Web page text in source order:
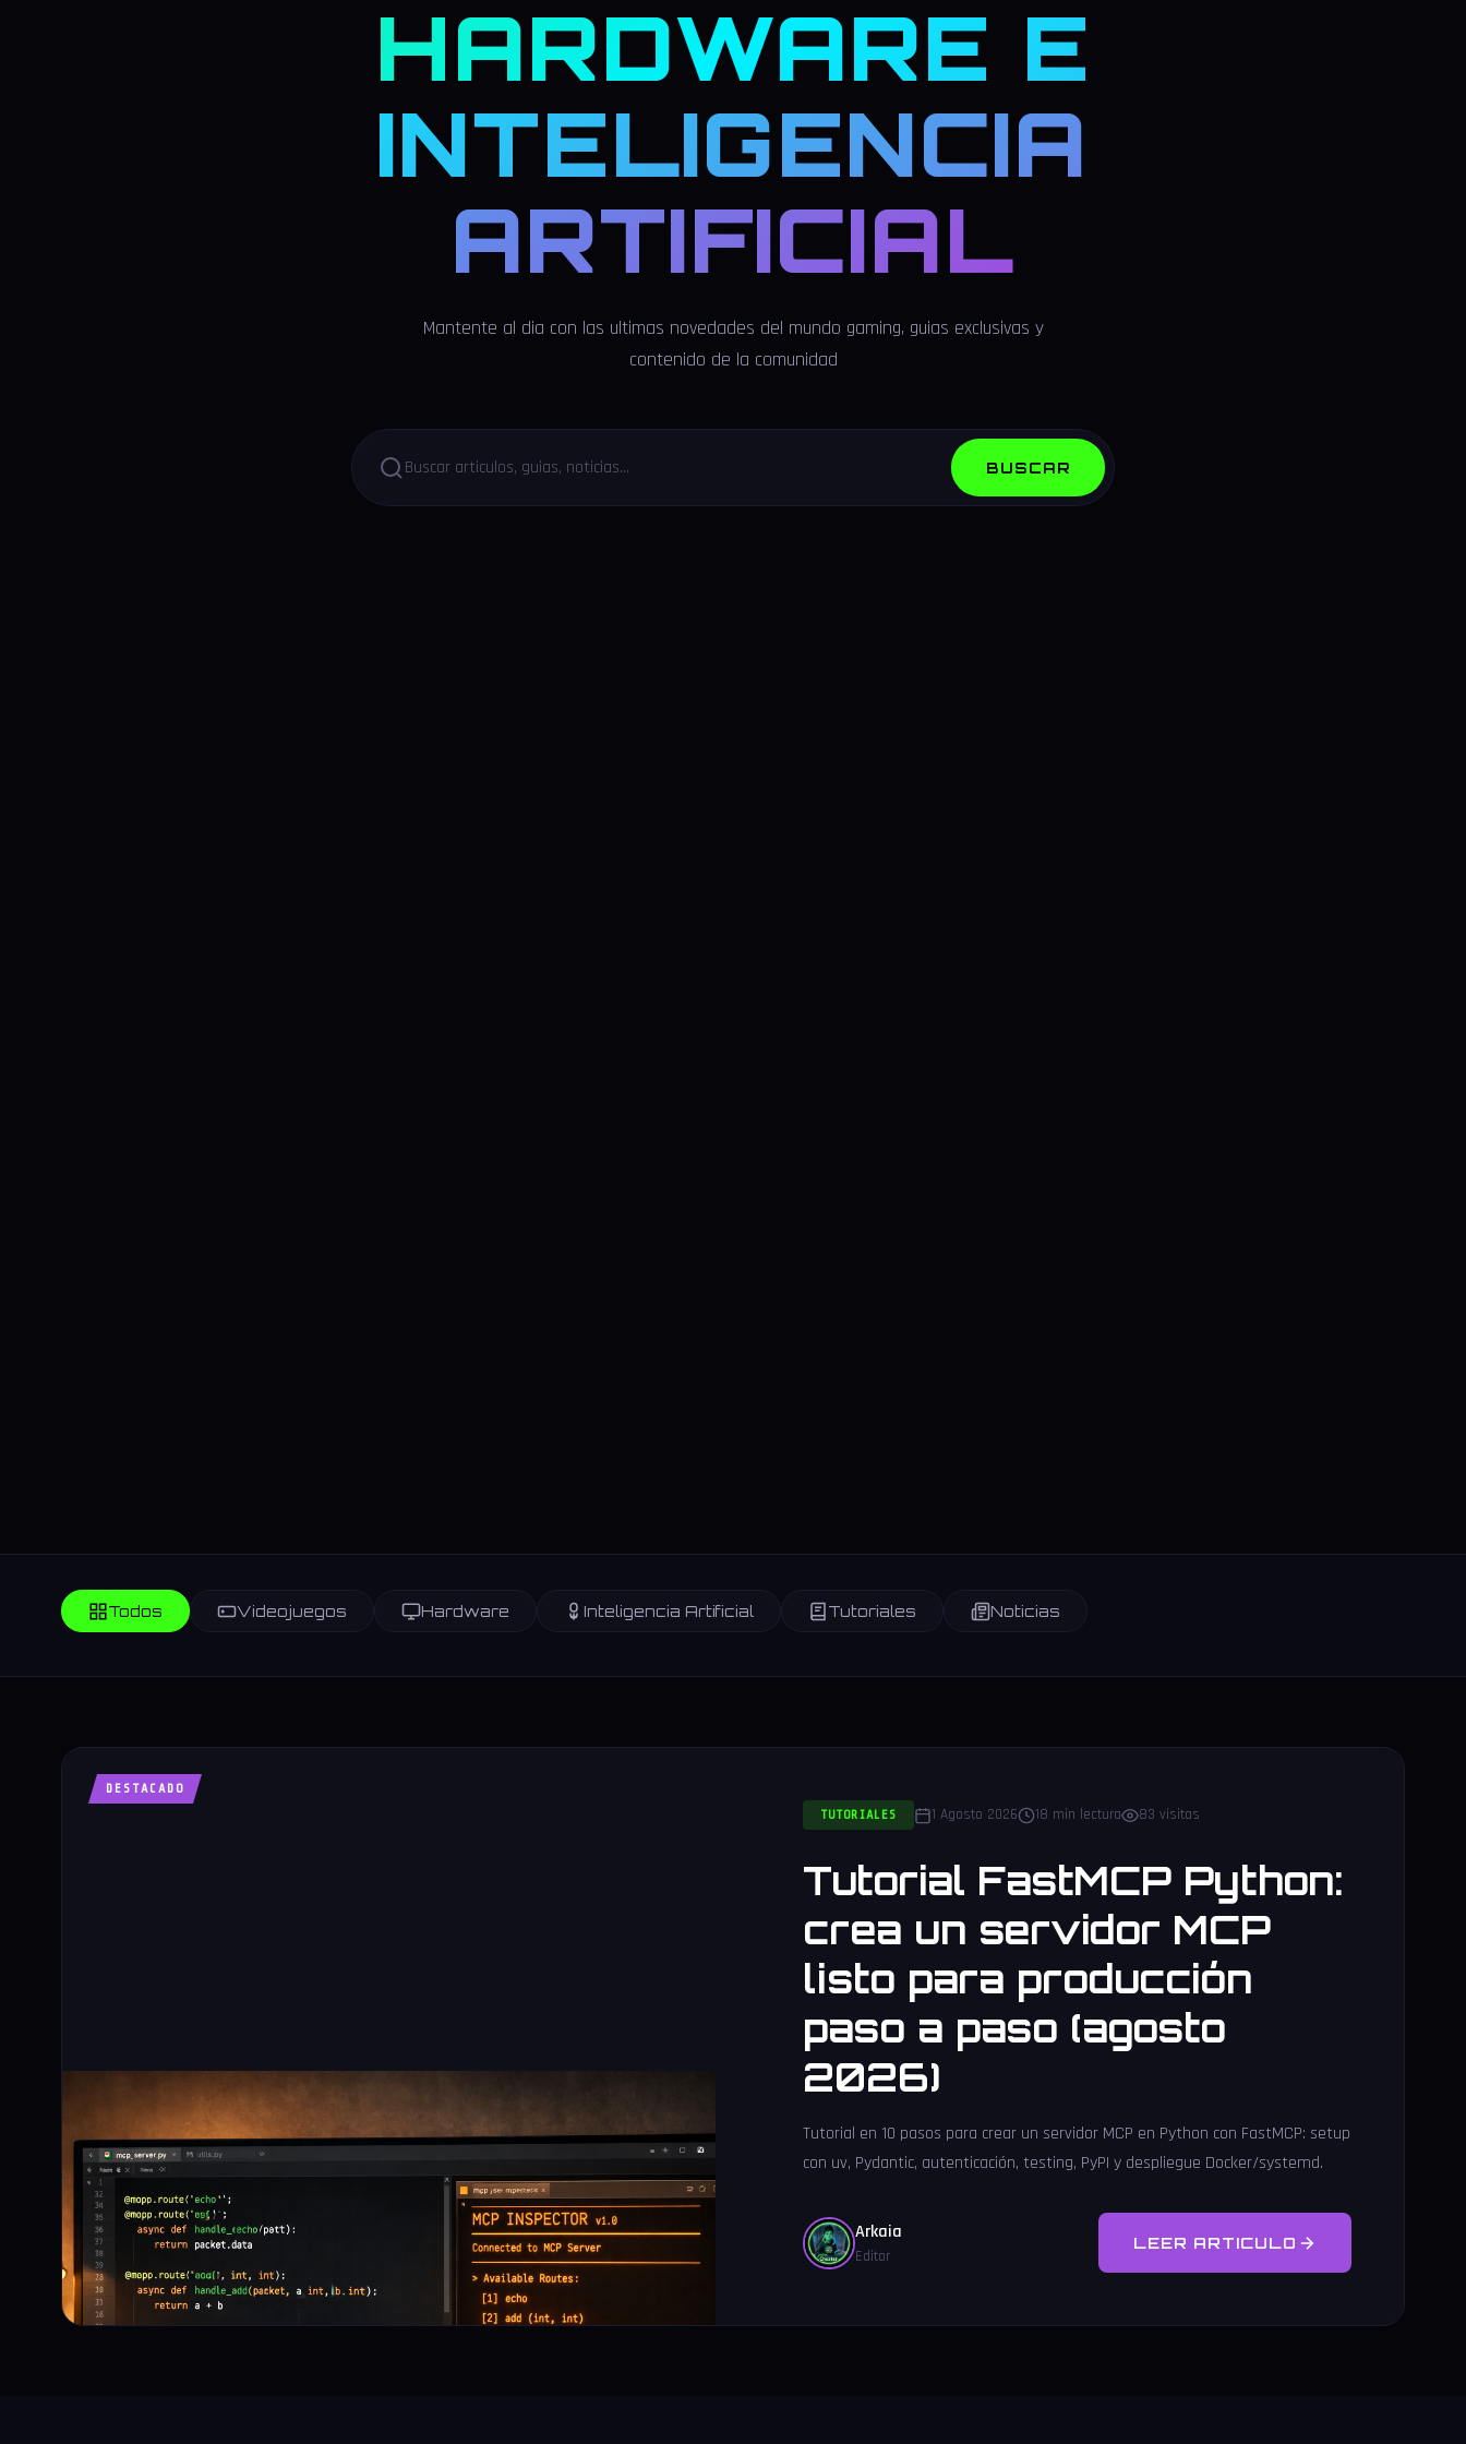
HARDWARE E
INTELIGENCIA
ARTIFICIAL
Mantente al dia con las ultimas novedades del mundo gaming, guias exclusivas y
contenido de la comunidad
BUSCAR
Todos Videojuegos Hardware Inteligencia Artificial Tutoriales Noticias
DESTACADO
TUTORIALES
1 Agosto 2026 18 min lectura 83 visitas
Tutorial FastMCP Python:
crea un servidor MCP
listo para producción
paso a paso (agosto
2026)
Tutorial en 10 pasos para crear un servidor MCP en Python con FastMCP: setup
con uv, Pydantic, autenticación, testing, PyPI y despliegue Docker/systemd.
Arkaia
Editor
LEER ARTICULO